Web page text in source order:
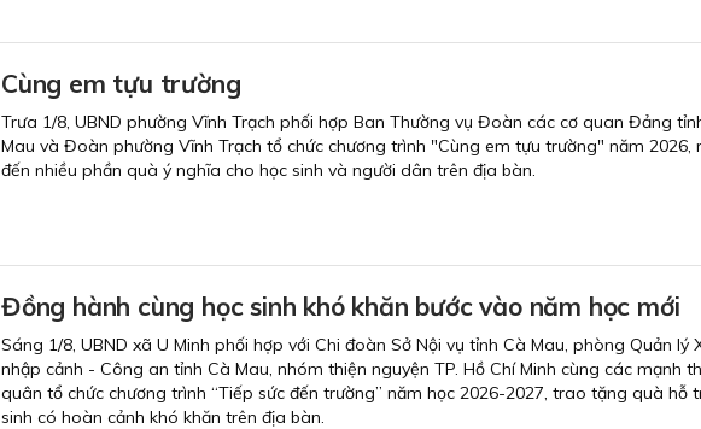
Cùng em tựu trường
Trưa 1/8, UBND phường Vĩnh Trạch phối hợp Ban Thường vụ Đoàn các cơ quan Đảng
Mau và Đoàn phường Vĩnh Trạch tổ chức chương trình "Cùng em tựu trường" năm 2026,
đến nhiều phần quà ý nghĩa cho học sinh và người dân trên địa bàn.
Đồng hành cùng học sinh khó khăn bước vào năm học mới
Sáng 1/8, UBND xã U Minh phối hợp với Chi đoàn Sở Nội vụ tỉnh Cà Mau, phòng Quản lý
nhập cảnh - Công an tỉnh Cà Mau, nhóm thiện nguyện TP. Hồ Chí Minh cùng các mạnh
quân tổ chức chương trình “Tiếp sức đến trường” năm học 2026-2027, trao tặng quà hỗ
sinh có hoàn cảnh khó khăn trên địa bàn.